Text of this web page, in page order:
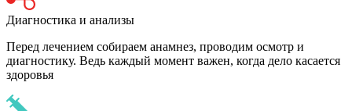
Диагностика и анализы
Перед лечением собираем анамнез, проводим осмотр и
диагностику. Ведь каждый момент важен, когда дело касается
здоровья